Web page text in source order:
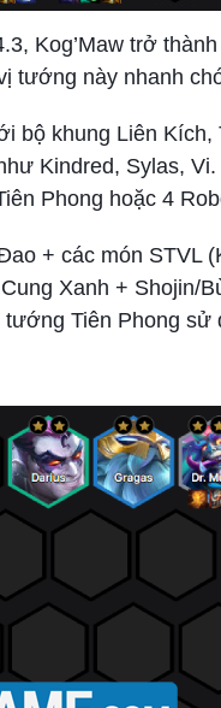
Kog’Maw trở
tướng này nhanh
khung Liên Kích,
Kindred, Sylas,
Phong hoặc 4
+ các món STVL
Xanh + Shojin/
Tiên Phong sử